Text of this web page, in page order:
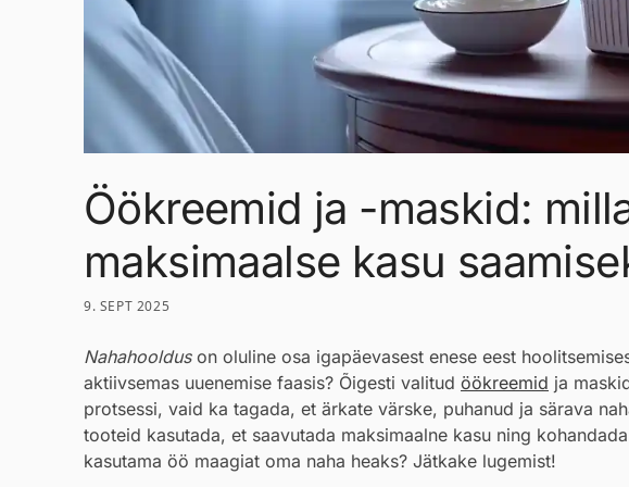
Öökreemid ja -maskid:
maksimaalse kasu
9. SEPT 2025
Nahahoolduson oluline osa igapäevasest enese eest
aktiivsemas uuenemise faasis? Õigesti valitud öökreemid ja
protsessi, vaid ka tagada, et ärkate värske, puhanud ja särava
tooteid kasutada, et saavutada maksimaalne kasu ning
kasutama öö maagiat oma naha heaks? Jätkake lugemist!